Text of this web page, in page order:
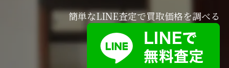
簡単なLINE査定で買取価格を調べる